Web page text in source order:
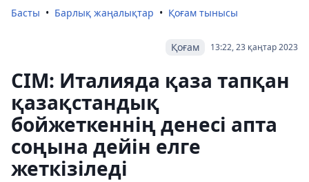
Басты Барлық жаңалықтар Қоғам тынысы
13:22, 23 қаңтар 2023
Қоғам
СІМ: Италияда қаза тапқан
қазақстандық
бойжеткеннің денесі апта
соңына дейін елге
жеткізіледі